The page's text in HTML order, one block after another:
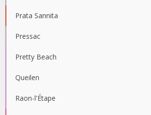
Prata Sannita
Pressac
Pretty Beach
Queilen
Raon-l'Étape